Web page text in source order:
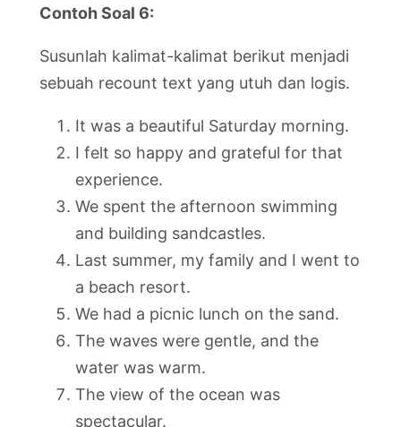
Contoh Soal 6:
Susunlah kalimat-kalimat berikut menjadi
sebuah recount text yang utuh dan logis.
It was a beautiful Saturday morning.
I felt so happy and grateful for that
experience.
We spent the afternoon swimming
and building sandcastles.
Last summer, my family and I went to
a beach resort.
We had a picnic lunch on the sand.
The waves were gentle, and the
water was warm.
The view of the ocean was
spectacular.